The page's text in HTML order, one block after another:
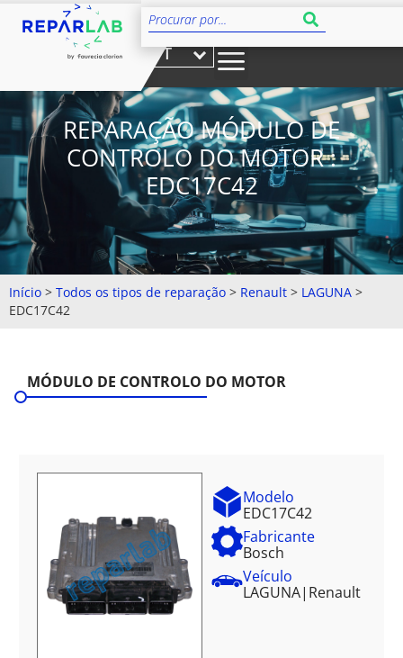
PT
REPARAÇÃO MÓDULO DE
CONTROLO DO MOTOR :
EDC17C42
Início > Todos os tipos de reparação > Renault > LAGUNA >
EDC17C42
MÓDULO DE CONTROLO DO MOTOR
Modelo
EDC17C42
Fabricante
Bosch
Veículo
LAGUNA| Renault